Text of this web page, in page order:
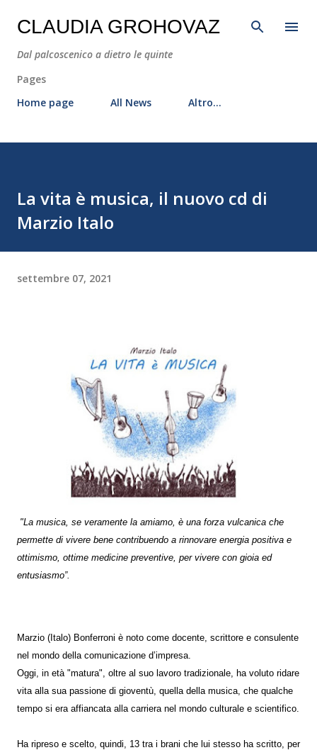
Passa ai contenuti principali
CLAUDIA GROHOVAZ
Dal palcoscenico a dietro le quinte
Pages
Home page
All News Altro…
La vita è musica, il nuovo cd di
Marzio Italo
settembre 07, 2021
"La musica, se veramente la amiamo, è una forza vulcanica che
permette di vivere bene contribuendo a rinnovare energia positiva e
ottimismo, ottime medicine preventive, per vivere con gioia ed
entusiasmo”.
Marzio (Italo) Bonferroni è noto come docente, scrittore e consulente
nel mondo della comunicazione d’impresa.
Oggi, in età "matura", oltre al suo lavoro tradizionale, ha voluto ridare
vita alla sua passione di gioventù, quella della musica, che qualche
tempo si era affiancata alla carriera nel mondo culturale e scientifico.
Ha ripreso e scelto, quindi, 13 tra i brani che lui stesso ha scritto, per